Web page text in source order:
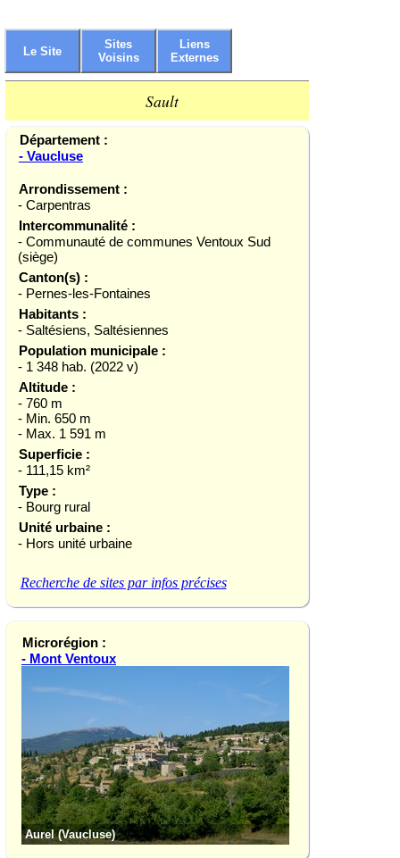
Le Site
Sites
Voisins
Liens
Externes
Sault
Département :
- Vaucluse
Arrondissement :
- Carpentras
Intercommunalité :
- Communauté de communes Ventoux Sud
(siège)
Canton(s) :
- Pernes-les-Fontaines
Habitants :
- Saltésiens, Saltésiennes
Population municipale :
- 1 348 hab. (2022 v)
Altitude :
- 760 m
- Min. 650 m
- Max. 1 591 m
Superficie :
- 111,15 km²
Type :
- Bourg rural
Unité urbaine :
- Hors unité urbaine
Recherche de sites par infos précises
Microrégion :
- Mont Ventoux
Aurel (Vaucluse)